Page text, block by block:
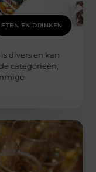
ETEN EN DRINKEN
divers en kan
categorieën,